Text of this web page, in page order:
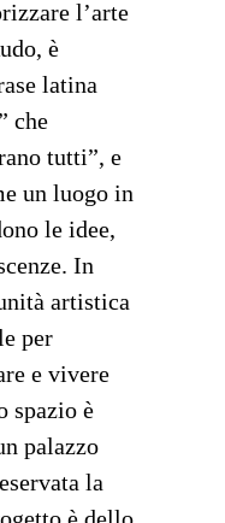
l’arte
è
latina
che
tutti”, e
un luogo in
le idee,
In
artistica
per
e vivere
spazio è
palazzo
la